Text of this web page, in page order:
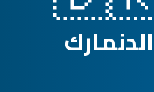
الدنمارك